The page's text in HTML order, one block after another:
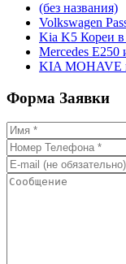
(без названия)
Volkswagen
Kia K5 Кореи в
Mercedes
KIA MOHAVE
Форма Заявки